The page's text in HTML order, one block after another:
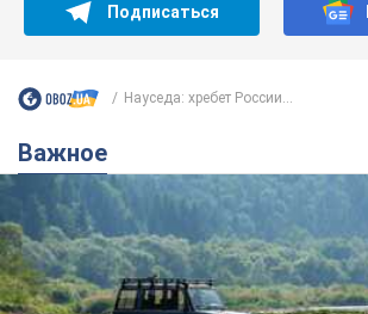
Подписаться
Науседа: хребет России...
Важное